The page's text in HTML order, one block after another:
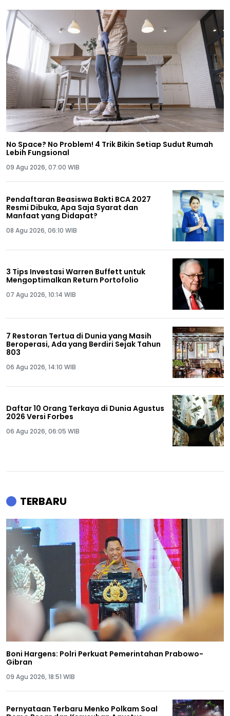
No Space? No Problem! 4 Trik Bikin Setiap Sudut Rumah
Lebih Fungsional
09 Agu 2026, 07:00 WIB
Pendaftaran Beasiswa Bakti BCA 2027
Resmi Dibuka, Apa Saja Syarat dan
Manfaat yang Didapat?
08 Agu 2026, 06:10 WIB
3 Tips Investasi Warren Buffett untuk
Mengoptimalkan Return Portofolio
07 Agu 2026, 10:14 WIB
7 Restoran Tertua di Dunia yang Masih
Beroperasi, Ada yang Berdiri Sejak Tahun
803
06 Agu 2026, 14:10 WIB
Daftar 10 Orang Terkaya di Dunia Agustus
2026 Versi Forbes
06 Agu 2026, 06:05 WIB
TERBARU
Boni Hargens: Polri Perkuat Pemerintahan Prabowo-
Gibran
09 Agu 2026, 18:51 WIB
Pernyataan Terbaru Menko Polkam Soal